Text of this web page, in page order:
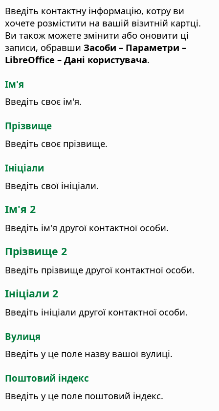
Введіть контактну інформацію, котру ви
хочете розмістити на вашій візитній картці.
Ви також можете змінити або оновити ці
записи, обравши Засоби – Параметри –
LibreOffice – Дані користувача.
Ім'я
Введіть своє ім'я.
Прізвище
Введіть своє прізвище.
Ініціали
Введіть свої ініціали.
Ім'я 2
Введіть ім'я другої контактної особи.
Прізвище 2
Введіть прізвище другої контактної особи.
Ініціали 2
Введіть ініціали другої контактної особи.
Вулиця
Введіть у це поле назву вашої вулиці.
Поштовий індекс
Введіть у це поле поштовий індекс.